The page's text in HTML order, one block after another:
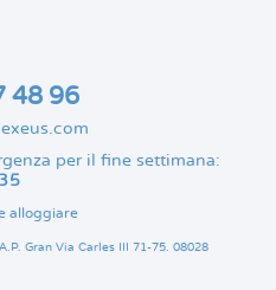
48 96
per il fine settimana:
alloggiare
Gran Via Carles III 71-75. 08028